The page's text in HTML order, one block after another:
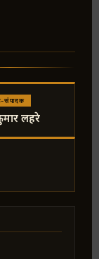
संपादक
लहरे